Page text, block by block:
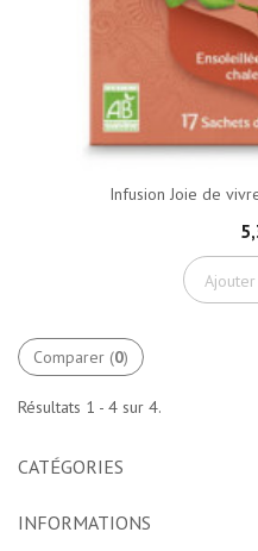
Infusion Joie de
Comparer (0)
Résultats 1 - 4 sur 4.
CATÉGORIES
INFORMATIONS